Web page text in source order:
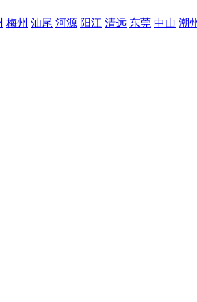
梅州 汕尾 河源 阳江 清远 东莞 中山 潮